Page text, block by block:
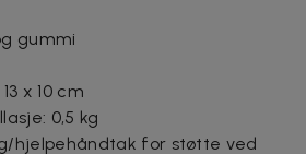
gummi
x 10 cm
0,5 kg
hjelpehåndtak for støtte ved